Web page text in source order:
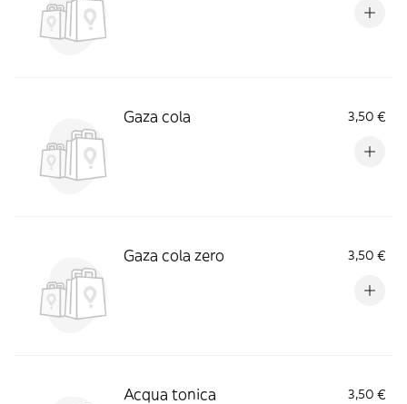
Gaza cola 3,50 €
Gaza cola zero 3,50 €
Acqua tonica 3,50 €